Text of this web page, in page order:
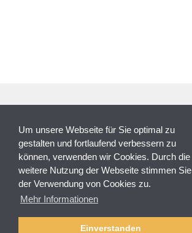
Um unsere Webseite für Sie optimal zu
gestalten und fortlaufend verbessern zu
können, verwenden wir Cookies. Durch die
weitere Nutzung der Webseite stimmen Sie
der Verwendung von Cookies zu.
Mehr Informationen
Einverstanden
NEWSLETTER